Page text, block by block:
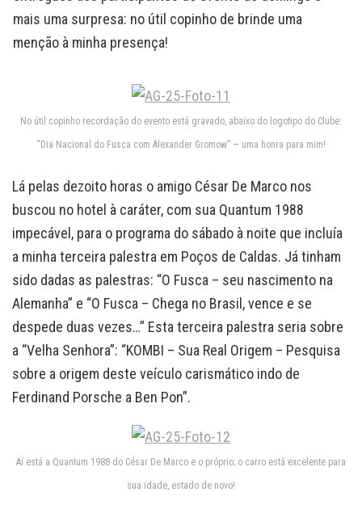
mais uma surpresa: no útil copinho de brinde uma
menção à minha presença!
No útil copinho recordação do evento está gravado, abaixo do logotipo do Clube:
“Dia Nacional do Fusca com Alexander Gromow” — uma honra para mim!
Lá pelas dezoito horas o amigo César De Marco nos
buscou no hotel à caráter, com sua Quantum 1988
impecável, para o programa do sábado à noite que incluía
a minha terceira palestra em Poços de Caldas. Já tinham
sido dadas as palestras: “O Fusca – seu nascimento na
Alemanha” e “O Fusca – Chega no Brasil, vence e se
despede duas vezes…” Esta terceira palestra seria sobre
a “Velha Senhora”: “KOMBI – Sua Real Origem – Pesquisa
sobre a origem deste veículo carismático indo de
Ferdinand Porsche a Ben Pon”.
Aí está a Quantum 1988 do César De Marco e o próprio; o carro está excelente para
sua idade, estado de novo!